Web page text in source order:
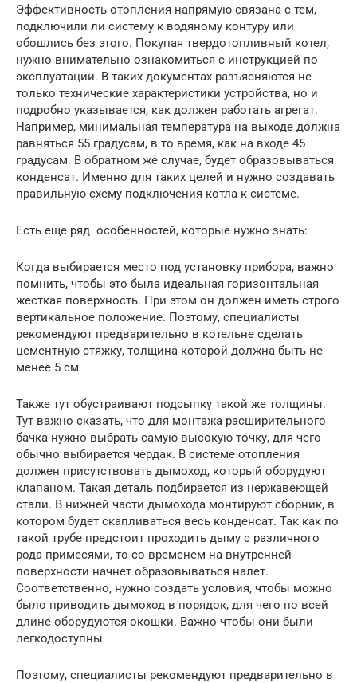
Эффективность отопления напрямую связана с тем,
подключили ли систему к водяному контуру или
обошлись без этого. Покупая твердотопливный котел,
нужно внимательно ознакомиться с инструкцией по
эксплуатации. В таких документах разъясняются не
только технические характеристики устройства, но и
подробно указывается, как должен работать агрегат.
Например, минимальная температура на выходе должна
равняться 55 градусам, в то время, как на входе 45
градусам. В обратном же случае, будет образовываться
конденсат. Именно для таких целей и нужно создавать
правильную схему подключения котла к системе.
Есть еще ряд особенностей, которые нужно знать:
Когда выбирается место под установку прибора, важно
помнить, чтобы это была идеальная горизонтальная
жесткая поверхность. При этом он должен иметь строго
вертикальное положение. Поэтому, специалисты
рекомендуют предварительно в котельне сделать
цементную стяжку, толщина которой должна быть не
менее 5 см
Также тут обустраивают подсыпку такой же толщины.
Тут важно сказать, что для монтажа расширительного
бачка нужно выбрать самую высокую точку, для чего
обычно выбирается чердак. В системе отопления
должен присутствовать дымоход, который оборудуют
клапаном. Такая деталь подбирается из нержавеющей
стали. В нижней части дымохода монтируют сборник, в
котором будет скапливаться весь конденсат. Так как по
такой трубе предстоит проходить дыму с различного
рода примесями, то со временем на внутренней
поверхности начнет образовываться налет.
Соответственно, нужно создать условия, чтобы можно
было приводить дымоход в порядок, для чего по всей
длине оборудуются окошки. Важно чтобы они были
легкодоступны
Поэтому, специалисты рекомендуют предварительно в